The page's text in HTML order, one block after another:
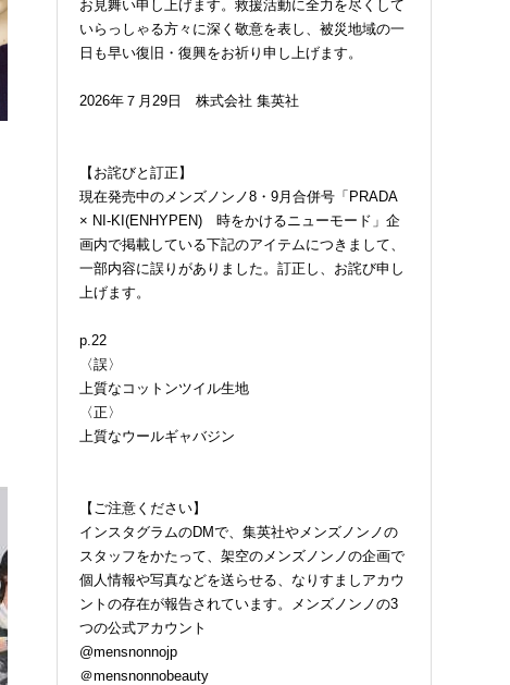
お見舞い申し上げます。救援活動に全力を尽くして
いらっしゃる方々に深く敬意を表し、被災地域の一
日も早い復旧・復興をお祈り申し上げます。
2026年７月29日 株式会社 集英社
【お詫びと訂正】
現在発売中のメンズノンノ8・9月合併号「PRADA
× NI-KI(ENHYPEN) 時をかけるニューモード」企
画内で掲載している下記のアイテムにつきまして、
一部内容に誤りがありました。訂正し、お詫び申し
上げます。
p.22
〈誤〉
上質なコットンツイル生地
〈正〉
上質なウールギャバジン
【ご注意ください】
インスタグラムのDMで、集英社やメンズノンノの
スタッフをかたって、架空のメンズノンノの企画で
個人情報や写真などを送らせる、なりすましアカウ
ントの存在が報告されています。メンズノンノの3
つの公式アカウント
@mensnonnojp
＠mensnonnobeauty